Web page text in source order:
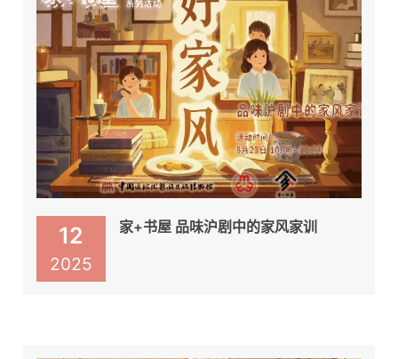
12
2025
家+书屋 品味沪剧中的家风家训